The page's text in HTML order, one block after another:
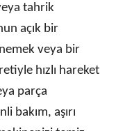
tahrik
açık bir
veya bir
hızlı hareket
parça
bakım, aşırı